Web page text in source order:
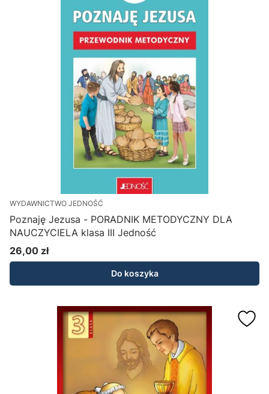
WYDAWNICTWO JEDNOŚĆ
Poznaję Jezusa - PORADNIK METODYCZNY DLA
NAUCZYCIELA klasa III Jedność
Cena
26,00 zł
Do koszyka